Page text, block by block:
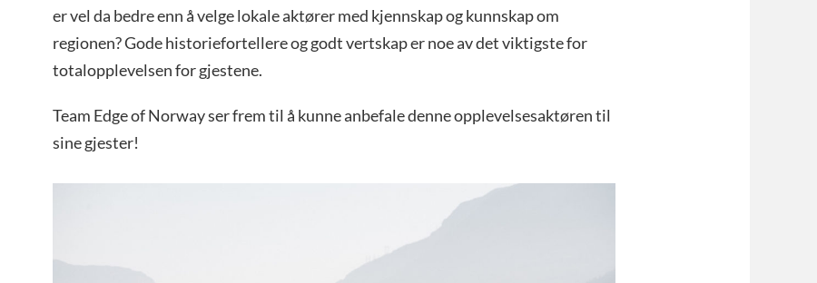
er vel da bedre enn å velge lokale aktører med kjennskap og kunnskap om
regionen? Gode historiefortellere og godt vertskap er noe av det viktigste for
totalopplevelsen for gjestene.
Team Edge of Norway ser frem til å kunne anbefale denne opplevelsesaktøren til
sine gjester!